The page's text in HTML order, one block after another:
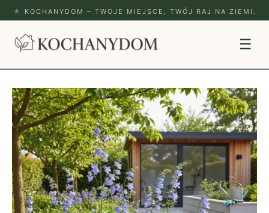
★ KOCHANYDOM – TWOJE MIEJSCE, TWÓJ RAJ NA ZIEMI.
☰